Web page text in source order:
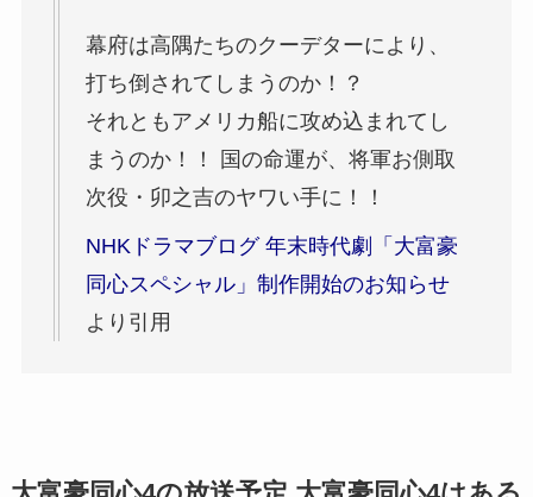
幕府は高隅たちのクーデターにより、
打ち倒されてしまうのか！？
それともアメリカ船に攻め込まれてし
まうのか！！ 国の命運が、将軍お側取
次役・卯之吉のヤワい手に！！
NHKドラマブログ 年末時代劇「大富豪
同心スペシャル」制作開始のお知らせ
より引用